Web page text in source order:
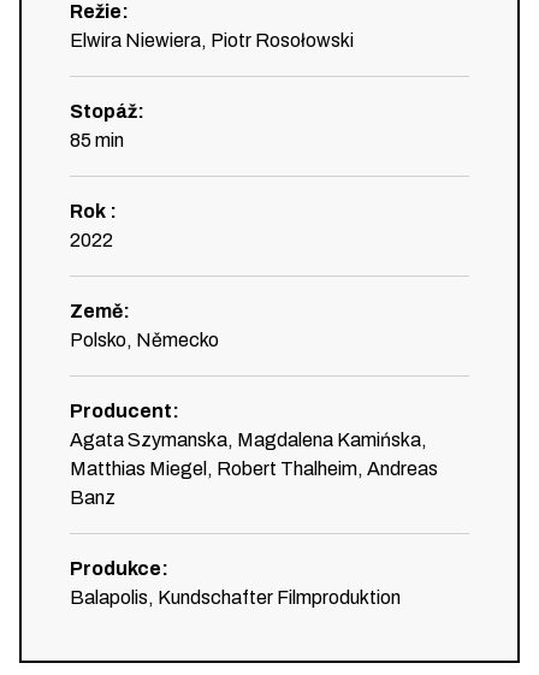
Režie:
Elwira Niewiera, Piotr Rosołowski
Stopáž:
85 min
Rok :
2022
Země:
Polsko, Německo
Producent:
Agata Szymanska, Magdalena Kamińska,
Matthias Miegel, Robert Thalheim, Andreas
Banz
Produkce:
Balapolis, Kundschafter Filmproduktion